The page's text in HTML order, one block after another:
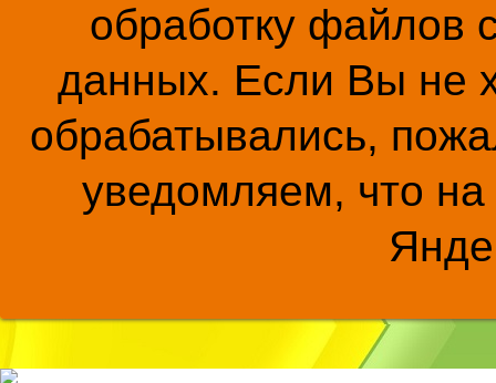
обработку файлов
данных. Если Вы не
обрабатывались,
уведомляем, что на